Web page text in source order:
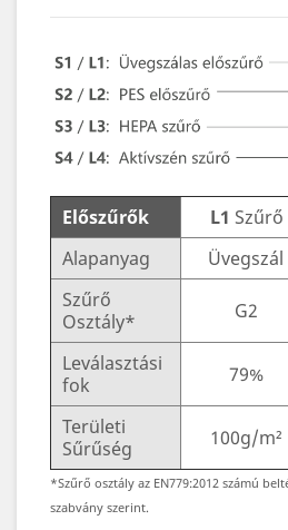
Előszűrők L1 Szűrő
Alapanyag
Üvegszál
Szűrő
Osztály*
G2
Leválasztási
fok
79%
Területi
Sűrűség
100g/m²
*Szűrő osztály az EN779:2012 számú
szabvány szerint.